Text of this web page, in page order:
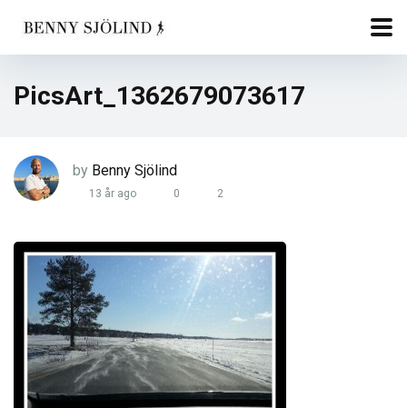
PicsArt_1362679073617
by Benny Sjölind
13 år ago 0 2